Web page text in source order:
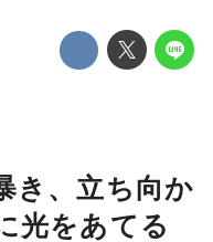
き、立ち向か
光をあてる